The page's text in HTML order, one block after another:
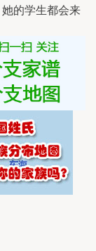
的学生都会来